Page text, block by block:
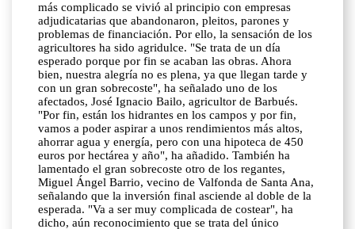
más complicado se vivió al principio con empresas
adjudicatarias que abandonaron, pleitos, parones y
problemas de financiación. Por ello, la sensación de los
agricultores ha sido agridulce. "Se trata de un día
esperado porque por fin se acaban las obras. Ahora
bien, nuestra alegría no es plena, ya que llegan tarde y
con un gran sobrecoste", ha señalado uno de los
afectados, José Ignacio Bailo, agricultor de Barbués.
"Por fin, están los hidrantes en los campos y por fin,
vamos a poder aspirar a unos rendimientos más altos,
ahorrar agua y energía, pero con una hipoteca de 450
euros por hectárea y año", ha añadido. También ha
lamentado el gran sobrecoste otro de los regantes,
Miguel Ángel Barrio, vecino de Valfonda de Santa Ana,
señalando que la inversión final asciende al doble de la
esperada. "Va a ser muy complicada de costear", ha
dicho, aún reconocimiento que se trata del único